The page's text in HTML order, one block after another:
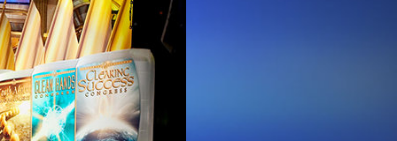
tjänster
Assister för sjukdomar och skador
Integritet och ärlighet
Äktenskap
Den emotionella Tonskalan